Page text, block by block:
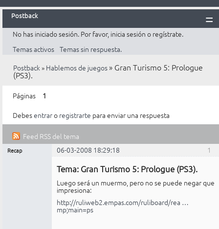
Postback
Inicio
Postback
Reglas
Registrarte
Entrar
No has iniciado sesión. Por favor, inicia sesión o regístrate.
Temas activos Temas sin respuesta.
Postback» Hablemos de juegos » Gran Turismo 5: Prologue
(PS3).
Páginas
1
Debesentraro registrarte para enviar una respuesta
Feed RSS del tema
1
Recap 06-03-2008 18:29:18
Tema: Gran Turismo 5: Prologue (PS3).
Luego será un muermo, pero no se puede negar que
impresiona:
http://ruliweb2.empas.com/ruliboard/rea …
mp;main=ps